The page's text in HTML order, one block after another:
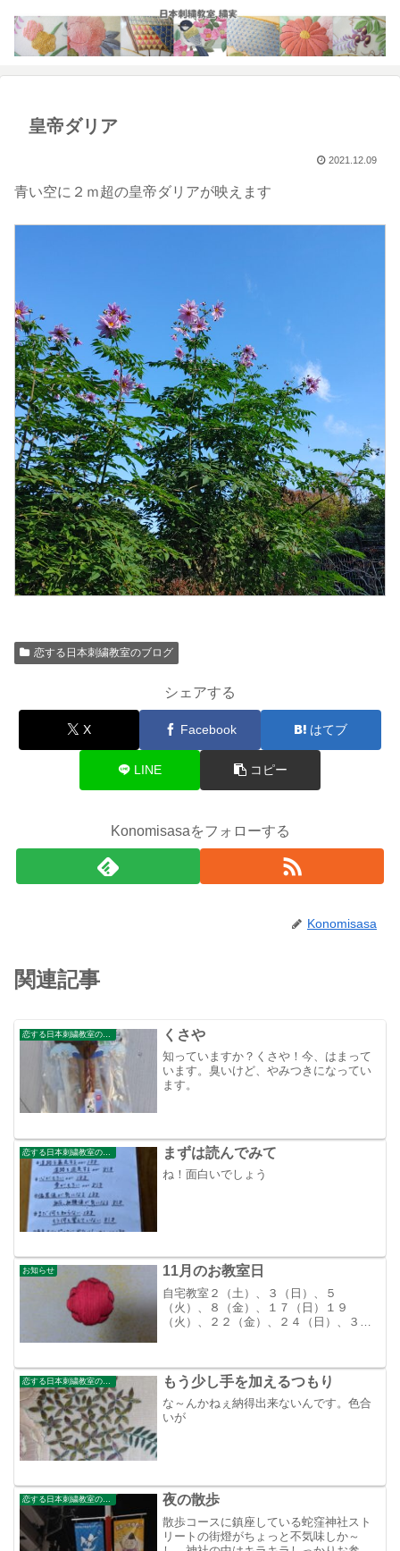
皇帝ダリア
2021.12.09
青い空に２ｍ超の皇帝ダリアが映えます
恋する日本刺繍教室のブログ
シェアする
X Facebook はてブ
LINE コピー
Konomisasaをフォローする
Konomisasa
関連記事
くさや
知っていますか？くさや！今、はまって
います。臭いけど、やみつきになってい
ます。
まずは読んでみて
ね！面白いでしょう
お知らせ 11月のお教室日
自宅教室２（土）、３（日）、５
（火）、８（金）、１７（日）１９
（火）、２２（金）、２４（日）、３０
します。余白に刺した、おまけのような
刺繍です...
もう少し手を加えるつもり
な～んかねぇ納得出来ないんです。色合
いが
恋する日本刺繍教室のブログ 夜の散歩
散歩コースに鎮座している蛇窪神社スト
リートの街燈がちょっと不気味しか～